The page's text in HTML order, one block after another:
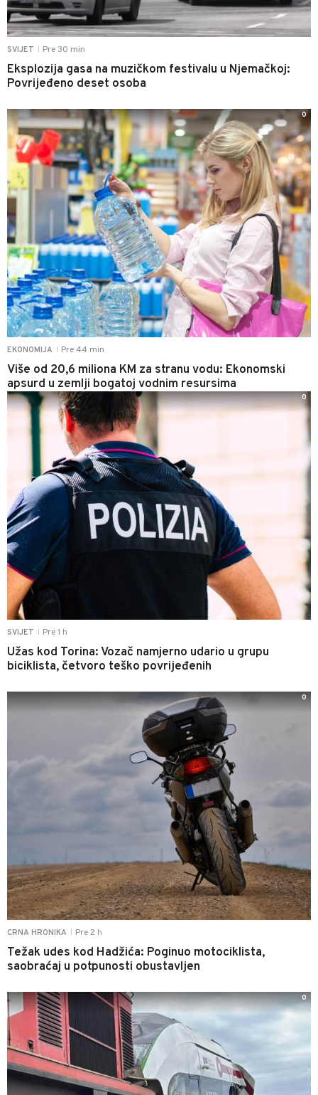
SVIJET Pre 30 min
Eksplozija gasa na muzičkom festivalu u Njemačkoj:
Povrijeđeno deset osoba
EKONOMIJA Pre 44 min
Više od 20,6 miliona KM za stranu vodu: Ekonomski
apsurd u zemlji bogatoj vodnim resursima
0
SVIJET Pre 1 h
Užas kod Torina: Vozač namjerno udario u grupu
biciklista, četvoro teško povrijeđenih
0
CRNA HRONIKA Pre 2 h
Težak udes kod Hadžića: Poginuo motociklista,
saobraćaj u potpunosti obustavljen
0
0